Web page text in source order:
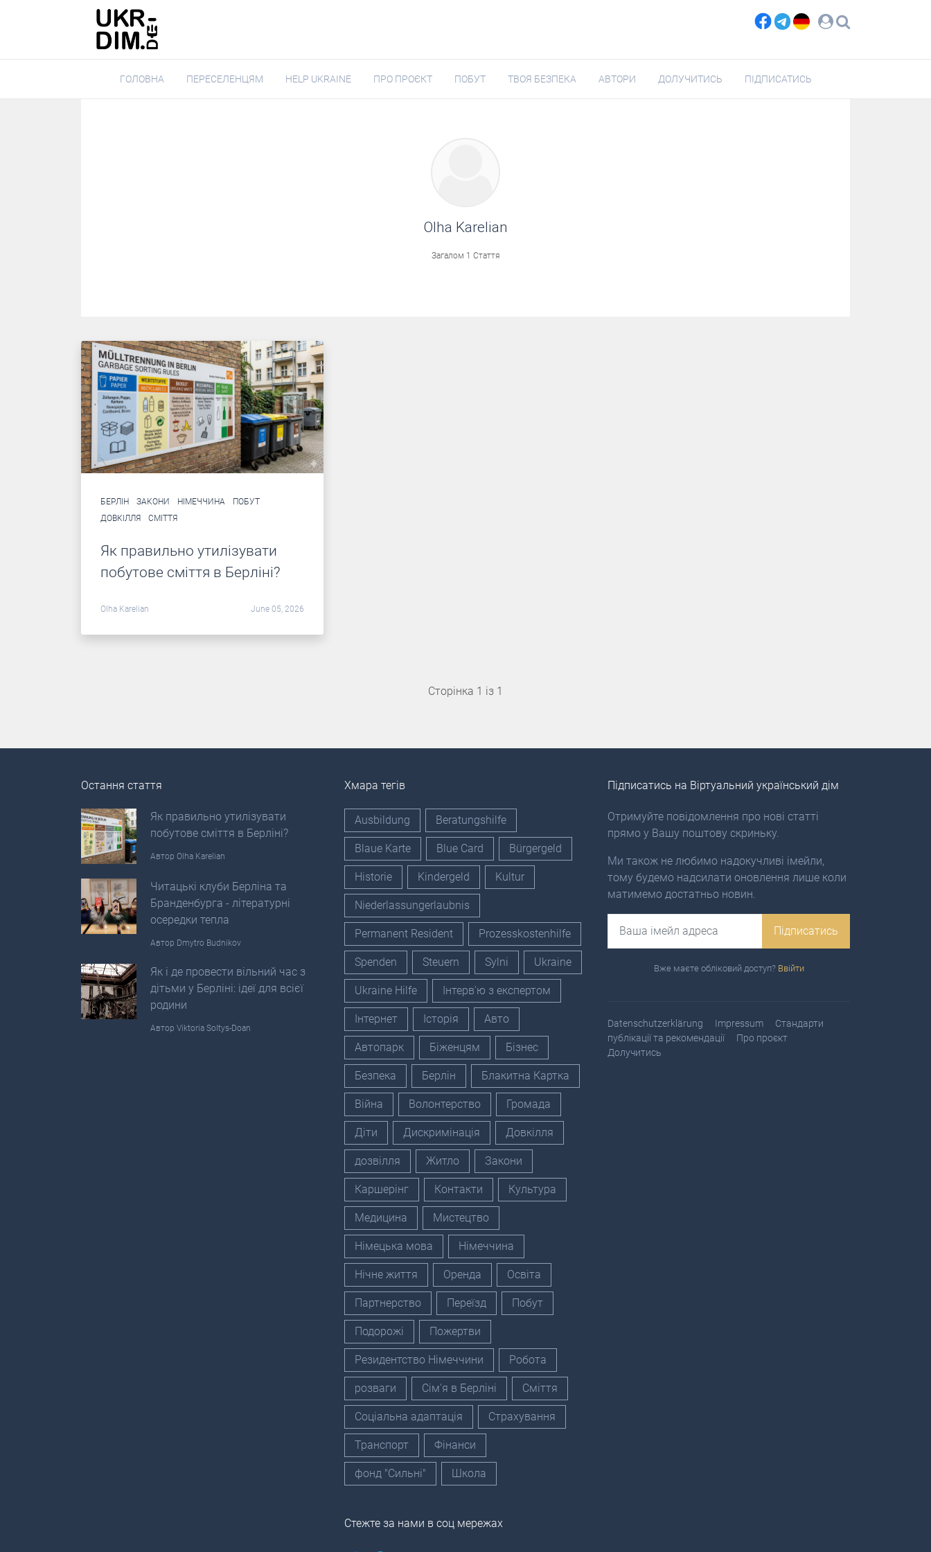
ГОЛОВНА ПЕРЕСЕЛЕНЦЯМ HELP UKRAINE ПРО ПРОЄКТ ПОБУТ ТВОЯ БЕЗПЕКА АВТОРИ ДОЛУЧИТИСЬ ПІДПИСАТИСЬ
Olha Karelian
Загалом 1 Стаття
БЕРЛІН ЗАКОНИ НІМЕЧЧИНА
ПОБУТ
ДОВКІЛЛЯ
СМІТТЯ
Як правильно утилізувати
побутове сміття в Берліні?
Olha Karelian June 05, 2026
Сторінка 1 із 1
Остання стаття
Як правильно утилізувати
побутове сміття в Берліні?
Автор Olha Karelian
Читацькі клуби Берліна та
Бранденбурга - літературні
осередки тепла
Автор Dmytro Budnikov
Як і де провести вільний час з
дітьми у Берліні: ідеї для всієї
родини
Автор Viktoria Soltys-Doan
Хмара тегів
Ausbildung Beratungshilfe
Blaue Karte Blue Card Bürgergeld
Historie Kindergeld Kultur
Niederlassungerlaubnis
Permanent Resident Prozesskostenhilfe
Spenden Steuern Sylni Ukraine
Ukraine Hilfe Інтерв'ю з експертом
Інтернет Історія Авто
Автопарк Біженцям Бізнес
Безпека Берлін Блакитна Картка
Війна Волонтерство Громада
Діти Дискримінація Довкілля
дозвілля Житло Закони
Каршерінг Контакти Культура
Медицина Мистецтво
Німецька мова Німеччина
Нічне життя Оренда Освіта
Партнерство Переїзд Побут
Подорожі Пожертви
Резидентство Німеччини Робота
розваги Сім'я в Берліні Сміття
Соціальна адаптація Страхування
Транспорт Фінанси
фонд "Сильні" Школа
Стежте за нами в соц мережах
Підписатись на Віртуальний український дім
Отримуйте повідомлення про нові статті
прямо у Вашу поштову скриньку.
Ми також не любимо надокучливі імейли,
тому будемо надсилати оновлення лише коли
матимемо достатньо новин.
Підписатись
Вже маєте обліковий доступ? Ввійти
Datenschutzerklärung Impressum
Стандарти
публікації та рекомендації
Про проєкт
Долучитись